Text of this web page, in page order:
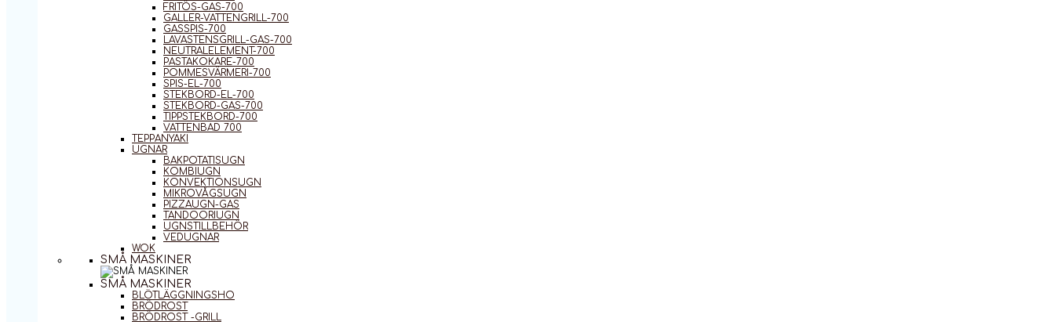
FRITÖS-GAS-700
GALLER-VATTENGRILL-700
GASSPIS-700
LAVASTENSGRILL-GAS-700
NEUTRALELEMENT-700
PASTAKOKARE-700
POMMESVÄRMERI-700
SPIS-EL-700
STEKBORD-EL-700
STEKBORD-GAS-700
TIPPSTEKBORD-700
VATTENBAD 700
TEPPANYAKI
UGNAR
BAKPOTATISUGN
KOMBIUGN
KONVEKTIONSUGN
MIKROVÅGSUGN
PIZZAUGN-GAS
TANDOORIUGN
UGNSTILLBEHÖR
VEDUGNAR
WOK
SMÅ MASKINER
SMÅ MASKINER
BLÖTLÄGGNINGSHO
BRÖDROST
BRÖDROST -GRILL